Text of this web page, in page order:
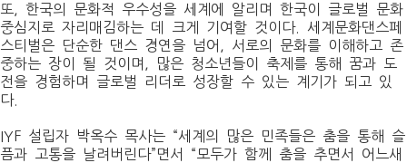
또, 한국의 문화적 우수성을 세계에 알리며 한국이 글로벌 문화
중심지로 자리매김하는 데 크게 기여할 것이다. 세계문화댄스페
스티벌은 단순한 댄스 경연을 넘어, 서로의 문화를 이해하고 존
중하는 장이 될 것이며, 많은 청소년들이 축제를 통해 꿈과 도
전을 경험하며 글로벌 리더로 성장할 수 있는 계기가 되고 있
다.
IYF 설립자 박옥수 목사는 “세계의 많은 민족들은 춤을 통해 슬
픔과 고통을 날려버린다”면서 “모두가 함께 춤을 추면서 어느새